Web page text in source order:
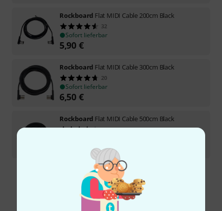
Rockboard Flat MIDI Cable 200cm Black
32
Sofort lieferbar
5,90 €
Rockboard Flat MIDI Cable 300cm Black
20
Sofort lieferbar
6,50 €
Rockboard Flat MIDI Cable 500cm Black
23
Kostenloser Versand ab 29 €
Alle Preise inkl. MwSt.